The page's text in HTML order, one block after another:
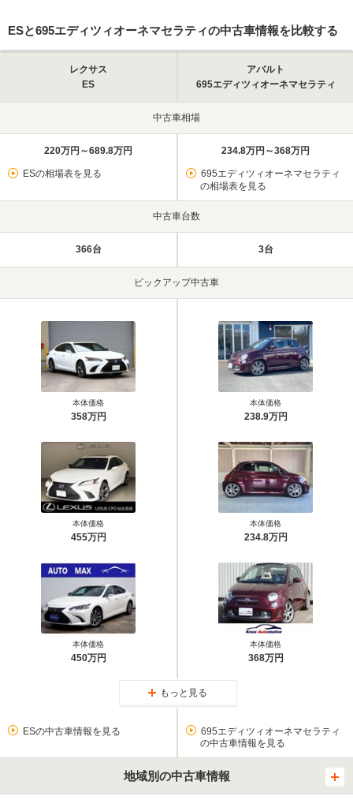
ESと695エディツィオーネマセラティの中古車情報を比較する
レクサス
ES
アバルト
695エディツィオーネマセラティ
中古車相場
220万円～689.8万円
ESの相場表を見る
234.8万円～368万円
695エディツィオーネマセラティ
の相場表を見る
中古車台数
366台 3台
ピックアップ中古車
本体価格
358万円
本体価格
455万円
本体価格
450万円
本体価格
238.9万円
本体価格
234.8万円
本体価格
368万円
もっと見る
ESの中古車情報を見る
695エディツィオーネマセラティ
の中古車情報を見る
地域別の中古車情報